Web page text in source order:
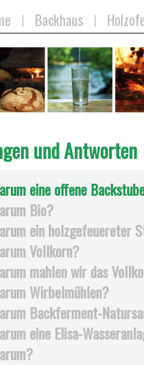
Backhaus
und Antworten
eine offene
Bio?
ein holzgefeuereter
Vollkorn?
mahlen wir das
Wirbelmühlen?
Backferment-
eine Elisa-